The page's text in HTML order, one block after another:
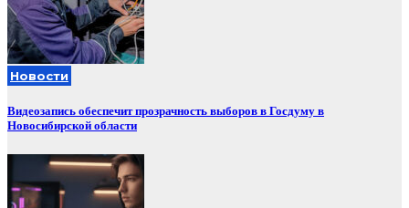
Новости
Видеозапись обеспечит прозрачность выборов в Госдуму в
Новосибирской области